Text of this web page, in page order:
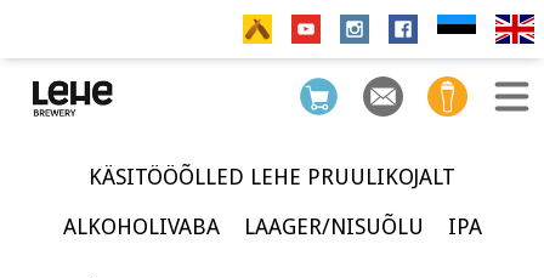
KÄSITÖÖÕLLED LEHE PRUULIKOJALT
ALKOHOLIVABA
LAAGER/NISUÕLU IPA